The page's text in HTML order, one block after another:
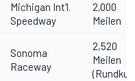
Michigan Int'l.
Speedway
2,000
Meilen
Sonoma
Raceway
2,520
Meilen